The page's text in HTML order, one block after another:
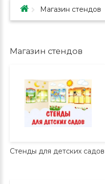
Магазин стендов
Магазин стендов
Стенды для детских садов